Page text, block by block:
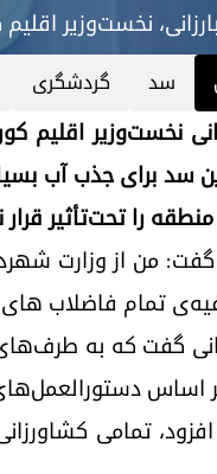
نخست‌وزیر
سد گردشگری
نخست‌وزیر
سد برای جذب آب
منطقه را تحت‌‌تأثیر
من از وزارت
تمام فاضلاب
گفت که به
اساس
تمامی